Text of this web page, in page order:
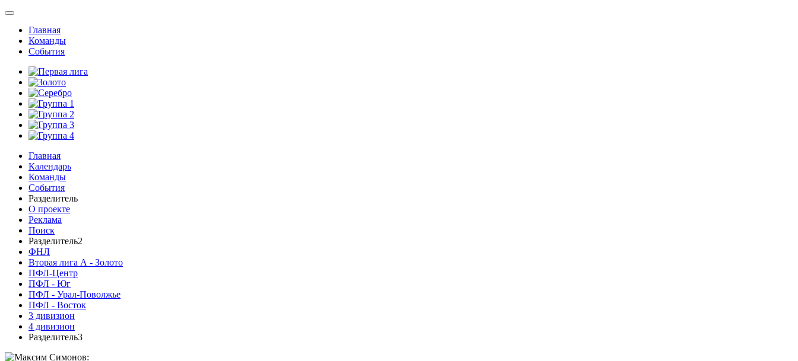
Главная
Команды
События
Главная
Календарь
Команды
События
Разделитель
О проекте
Реклама
Поиск
Разделитель2
ФНЛ
Вторая лига А - Золото
ПФЛ-Центр
ПФЛ - Юг
ПФЛ - Урал-Поволжье
ПФЛ - Восток
3 дивизион
4 дивизион
Разделитель3